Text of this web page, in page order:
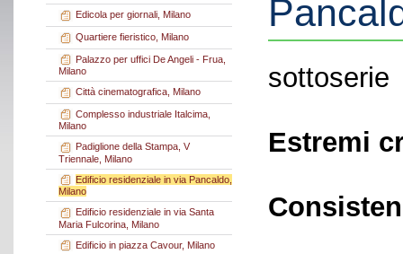
Edicola per giornali, Milano
Quartiere fieristico, Milano
Palazzo per uffici De Angeli - Frua,
Milano
Città cinematografica, Milano
Complesso industriale Italcima,
Milano
Padiglione della Stampa, V
Triennale, Milano
Edificio residenziale in via Pancaldo,
Milano
Edificio residenziale in via Santa
Maria Fulcorina, Milano
Edificio in piazza Cavour, Milano
sottoserie
Estremi